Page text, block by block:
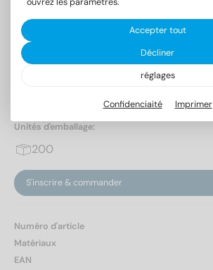
Vis à tête fraisée fendue
Unités d'emballage:
200
S'inscrire & commander
Numéro d'article
Matériaux
EAN
Accepter tout
Décliner
réglages
Confidenciaité Imprimer